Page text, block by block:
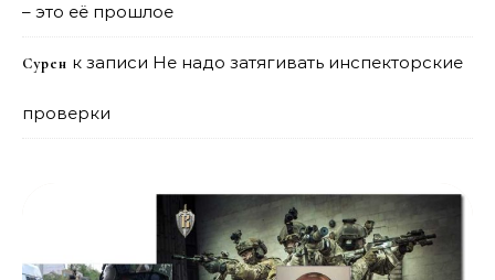
– это её прошлое
Сурен к записи Не надо затягивать инспекторские
проверки